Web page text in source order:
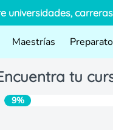
universidades,
Maestrías
tu
9%